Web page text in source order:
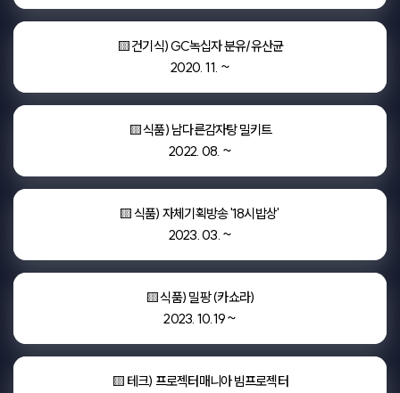
🟨 건기식) GC녹십자 분유/유산균
2020. 11. ~
🟨 식품) 남다른감자탕 밀키트
2022. 08. ~
🟨 식품) 자체기획방송 '18시밥상'
2023. 03. ~
🟨 식품) 밀팡 (카쇼라)
2023. 10.19 ~
🟨 테크) 프로젝터매니아 빔프로젝터